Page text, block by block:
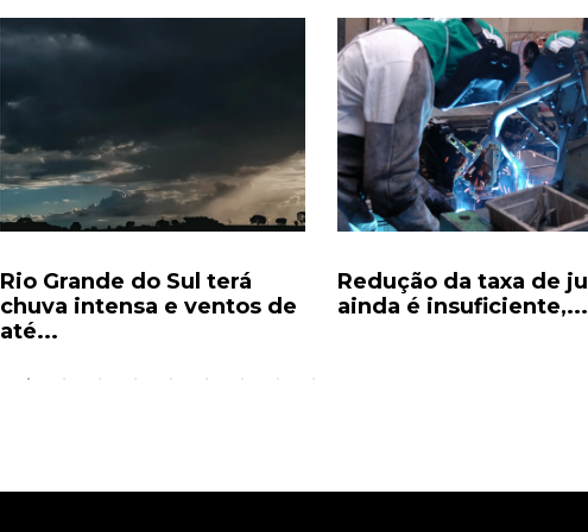
Rio Grande do Sul terá
chuva intensa e ventos de
até...
Redução da taxa de
ainda é insuficiente,...